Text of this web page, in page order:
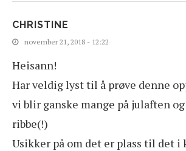
CHRISTINE
november 21, 2018 - 12:22
Heisann!
Har veldig lyst til å prøve denne
vi blir ganske mange på julaften
ribbe(!)
Usikker på om det er plass til det i